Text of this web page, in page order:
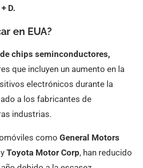
D.
en EUA?
chips seminconductores,
que incluyen un aumento en la
electrónicos durante la
a los fabricantes de
industrias.
como General Motors
y Toyota Motor Corp, han reducido